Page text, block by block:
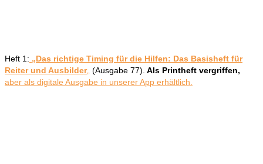
Heft 1: „Das richtige Timing für die Hilfen: Das Basisheft für
Reiter und Ausbilder„ (Ausgabe 77). Als Printheft vergriffen,
aber als digitale Ausgabe in unserer App erhältlich.